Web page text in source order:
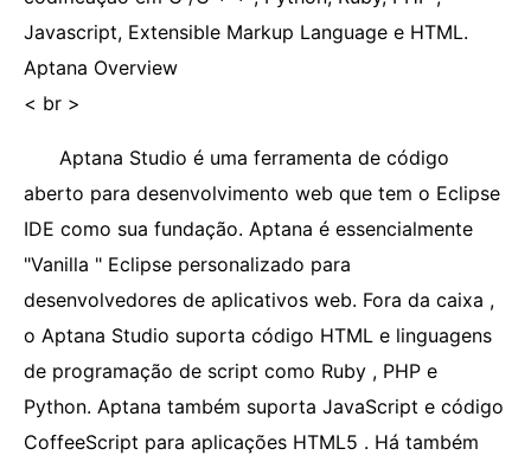
Javascript, Extensible Markup Language e HTML.
Aptana Overview
< br >
Aptana Studio é uma ferramenta de código
aberto para desenvolvimento web que tem o Eclipse
IDE como sua fundação. Aptana é essencialmente
"Vanilla " Eclipse personalizado para
desenvolvedores de aplicativos web. Fora da caixa ,
o Aptana Studio suporta código HTML e linguagens
de programação de script como Ruby , PHP e
Python. Aptana também suporta JavaScript e código
CoffeeScript para aplicações HTML5 . Há também